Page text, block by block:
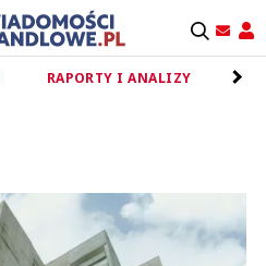
RAPORTY I ANALIZY